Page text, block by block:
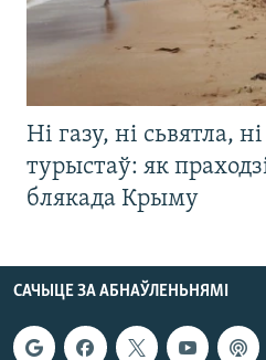
Ні газу, ні сьвятла, ні
турыстаў: як
блякада Крыму
САЧЫЦЕ ЗА АБНАЎЛЕНЬНЯМІ